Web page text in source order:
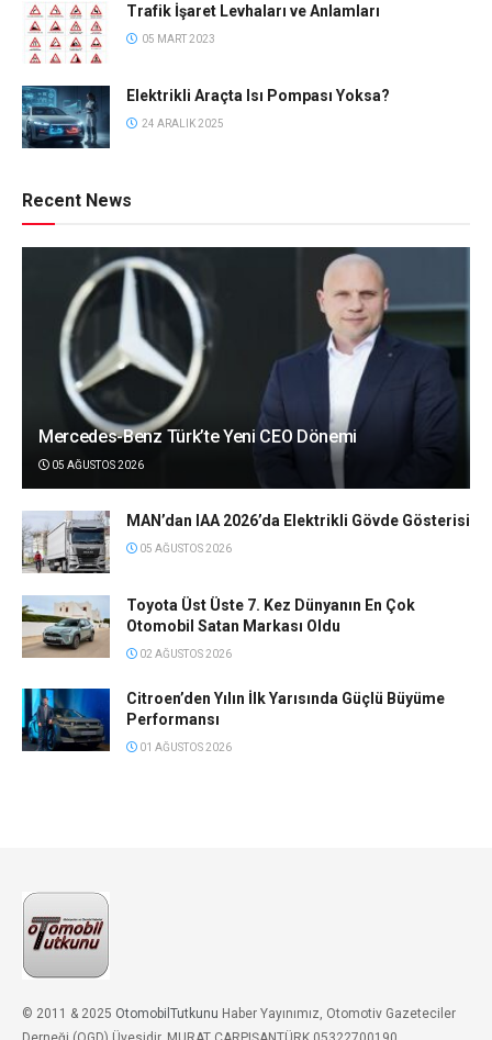
Trafik İşaret Levhaları ve Anlamları
05 MART 2023
Elektrikli Araçta Isı Pompası Yoksa?
24 ARALIK 2025
Recent News
Mercedes-Benz Türk’te Yeni CEO Dönemi
05 AĞUSTOS 2026
MAN’dan IAA 2026’da Elektrikli Gövde Gösterisi
05 AĞUSTOS 2026
Toyota Üst Üste 7. Kez Dünyanın En Çok
Otomobil Satan Markası Oldu
02 AĞUSTOS 2026
Citroen’den Yılın İlk Yarısında Güçlü Büyüme
Performansı
01 AĞUSTOS 2026
© 2011 & 2025 OtomobilTutkunu Haber Yayınımız, Otomotiv Gazeteciler